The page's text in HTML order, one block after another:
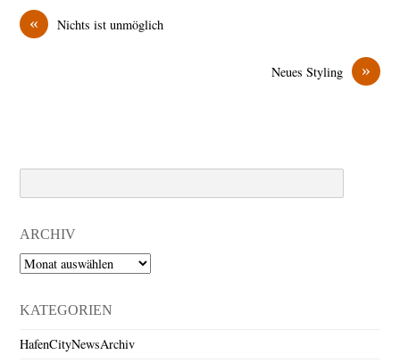
« Nichts ist unmöglich
»
Neues Styling
ARCHIV
Archiv
KATEGORIEN
HafenCityNewsArchiv